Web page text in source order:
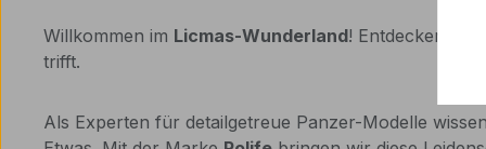
Willkommen im Licmas-Wunderland! Entdecken Sie
trifft.
Als Experten für detailgetreue Panzer-Modelle